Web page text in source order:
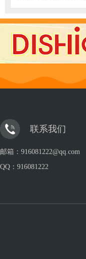
联系我们
邮箱：916081222@qq.com
QQ： 916081222